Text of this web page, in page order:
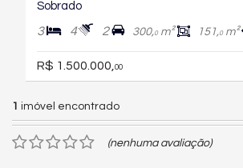
Sobrado
3 4 2 300,0m² 151,0m²
R$ 1.500.000, 00
1 imóvel encontrado
(nenhuma avaliação)